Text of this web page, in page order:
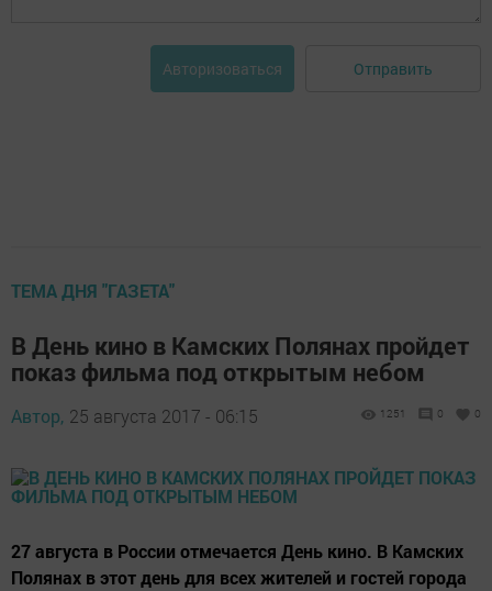
Авторизоваться Отправить
ТЕМА ДНЯ "ГАЗЕТА"
В День кино в Камских Полянах пройдет
показ фильма под открытым небом
Автор, 25 августа 2017 - 06:15 1251 0 0
27 августа в России отмечается День кино. В Камских
Полянах в этот день для всех жителей и гостей города